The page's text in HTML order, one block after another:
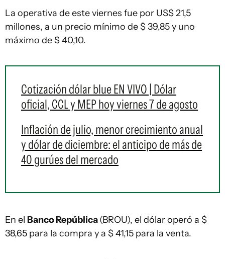
La operativa de este viernes fue por US$ 21,5
millones, a un precio mínimo de $ 39,85 y uno
máximo de $ 40,10.
Cotización dólar blue EN VIVO | Dólar
oficial, CCL y MEP hoy viernes 7 de agosto
Inflación de julio, menor crecimiento anual
y dólar de diciembre: el anticipo de más de
40 gurúes del mercado
En el Banco República(BROU), el dólar operó a $
38,65 para la compra y a $ 41,15 para la venta.